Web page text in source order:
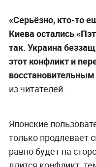
«Серьёзно, кто-то
Киева остались
так. Украина
этот конфликт и
из читателей.
Японские
только продлевает
равно будет на